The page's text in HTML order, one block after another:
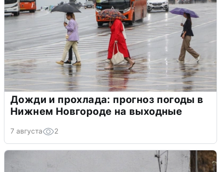
Дожди и прохлада: прогноз погоды в
Нижнем Новгороде на выходные
7 августа 2